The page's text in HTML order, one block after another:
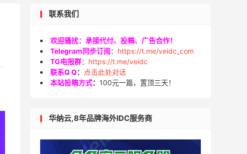
联系我们
欢迎骚扰：承接代付、投稿、广告合作！
Telegram同步订阅： https://t.me/veidc_com
TG电报群： https://t.me/veidc
联系Q Q：
点击此处对话
本站投稿方式： 100元一篇，置顶三天！
华纳云,8年品牌海外IDC服务商